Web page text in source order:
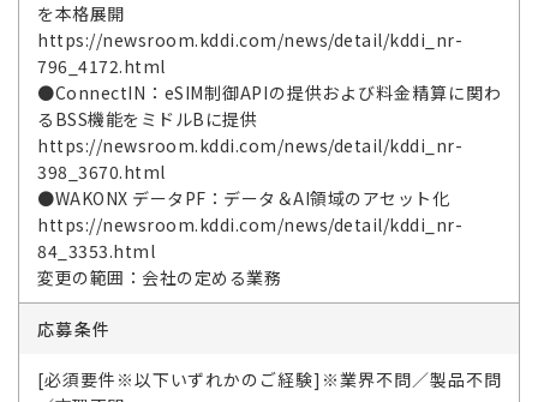
を本格展開
https://newsroom.kddi.com/news/detail/kddi_nr-
796_4172.html
●ConnectIN：eSIM制御APIの提供および料金精算に関わ
るBSS機能をミドルBに提供
https://newsroom.kddi.com/news/detail/kddi_nr-
398_3670.html
●WAKONX データPF：データ＆AI領域のアセット化
https://newsroom.kddi.com/news/detail/kddi_nr-
84_3353.html
変更の範囲：会社の定める業務
応募条件
[必須要件※以下いずれかのご経験]※業界不問／製品不問